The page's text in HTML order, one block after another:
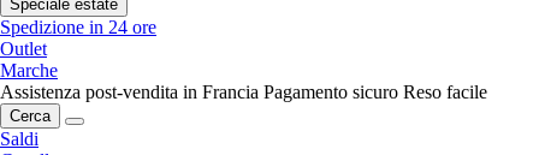
Speciale estate
Spedizione in 24 ore
Outlet
Marche
Assistenza post-vendita in Francia Pagamento sicuro Reso facile
Cerca
Saldi